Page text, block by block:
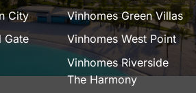
City
Gate
Vinhomes Green Villas
Vinhomes West Point
Vinhomes Riverside
The Harmony